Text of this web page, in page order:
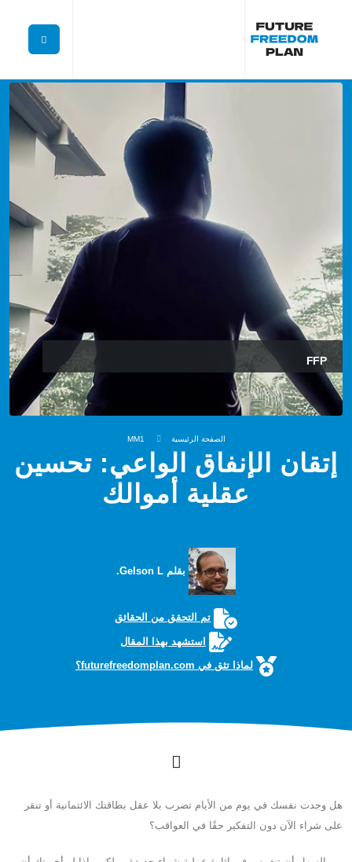
FFP
الصفحة الرئيسية MM1
إتقان الإنفاق الواعي: تحسين
عقلية أموالك
بقلم Gelson L.
تم التحقق من الحقائق
استشهد بهذا المقال
لماذا تثق في futurefreedomplan.com؟
هل وجدت نفسك في يوم من الأيام تضرب بلا عقل بطاقتك الائتمانية أو تنقر
على شراء الآن دون التفكير حقًا في العواقب؟